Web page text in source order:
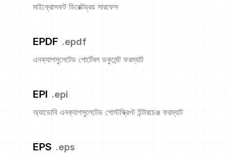
মাইক্রোসফট ডিরেক্টড্রয় সারফেস
EPDF .epdf
এনক্যাপসুলেটেড পোর্টেবল ডকুমেন্ট ফরম্যাট
EPI .epi
অ্যাডোবি এনক্যাপসুলেটেড পোস্টস্ক্রিপ্ট ইন্টারচেঞ্জ ফরম্যাট
EPS .eps